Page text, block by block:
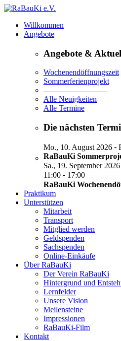
Willkommen
Angebote
Angebote &
Wochenendöffnungszeit
Sommerferienprojekt
————————
Alle Neuigkeiten
Alle Termine
Die nächsten
Mo., 10. August 2026 -
RaBauKi
Sa., 19. September 2026
11:00 - 17:00
RaBauKi
Praktikum
Unterstützen
Mitarbeit
Transport
Mitglied werden
Geldspenden
Sachspenden
Online-Einkäufe
Über RaBauKi
Der Verein RaBauKi
Hintergrund und
Lernfelder
Unsere Vision
Meilensteine
Impressionen
RaBauKi-Film
Kontakt